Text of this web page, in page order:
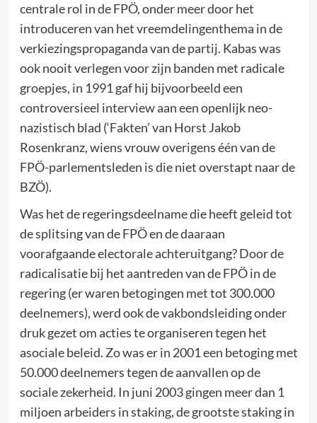
centrale rol in de FPÖ, onder meer door het
introduceren van het vreemdelingenthema in de
verkiezingspropaganda van de partij. Kabas was
ook nooit verlegen voor zijn banden met radicale
groepjes, in 1991 gaf hij bijvoorbeeld een
controversieel interview aan een openlijk neo-
nazistisch blad (‘Fakten’ van Horst Jakob
Rosenkranz, wiens vrouw overigens één van de
FPÖ-parlementsleden is die niet overstapt naar de
BZÖ).
Was het de regeringsdeelname die heeft geleid tot
de splitsing van de FPÖ en de daaraan
voorafgaande electorale achteruitgang? Door de
radicalisatie bij het aantreden van de FPÖ in de
regering (er waren betogingen met tot 300.000
deelnemers), werd ook de vakbondsleiding onder
druk gezet om acties te organiseren tegen het
asociale beleid. Zo was er in 2001 een betoging met
50.000 deelnemers tegen de aanvallen op de
sociale zekerheid. In juni 2003 gingen meer dan 1
miljoen arbeiders in staking, de grootste staking in